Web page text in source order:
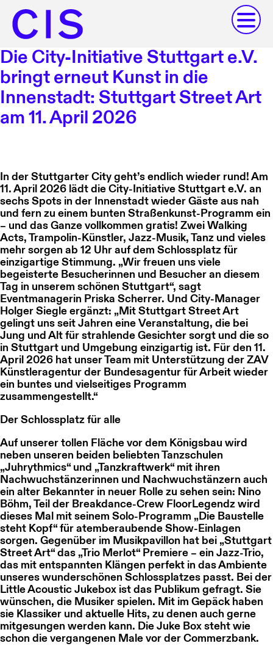
Die City-Initiative Stuttgart e.V.
bringt erneut Kunst in die
Innenstadt: Stuttgart Street Art
am 11. April 2026
In der Stuttgarter City geht’s endlich wieder rund! Am
11. April 2026 lädt die City-Initiative Stuttgart e.V. an
sechs Spots in der Innenstadt wieder Gäste aus nah
und fern zu einem bunten Straßenkunst-Programm ein
– und das Ganze vollkommen gratis! Zwei Walking
Acts, Trampolin-Künstler, Jazz-Musik, Tanz und vieles
mehr sorgen ab 12 Uhr auf dem Schlossplatz für
einzigartige Stimmung. „Wir freuen uns viele
begeisterte Besucherinnen und Besucher an diesem
Tag in unserem schönen Stuttgart“, sagt
Eventmanagerin Priska Scherrer. Und City-Manager
Holger Siegle ergänzt: „Mit Stuttgart Street Art
gelingt uns seit Jahren eine Veranstaltung, die bei
Jung und Alt für strahlende Gesichter sorgt und die so
in Stuttgart und Umgebung einzigartig ist. Für den 11.
April 2026 hat unser Team mit Unterstützung der ZAV
Künstleragentur der Bundesagentur für Arbeit wieder
ein buntes und vielseitiges Programm
zusammengestellt.“
Der Schlossplatz für alle
Auf unserer tollen Fläche vor dem Königsbau wird
neben unseren beiden beliebten Tanzschulen
„Juhrythmics“ und „Tanzkraftwerk“ mit ihren
Nachwuchstänzerinnen und Nachwuchstänzern auch
ein alter Bekannter in neuer Rolle zu sehen sein: Nino
Böhm, Teil der Breakdance-Crew FloorLegendz wird
dieses Mal mit seinem Solo-Programm „Die Baustelle
steht Kopf“ für atemberaubende Show-Einlagen
sorgen. Gegenüber im Musikpavillon hat bei „Stuttgart
Street Art“ das „Trio Merlot“ Premiere – ein Jazz-Trio,
das mit entspannten Klängen perfekt in das Ambiente
unseres wunderschönen Schlossplatzes passt. Bei der
Little Acoustic Jukebox ist das Publikum gefragt. Sie
wünschen, die Musiker spielen. Mit im Gepäck haben
sie Klassiker und aktuelle Hits, zu denen auch gerne
mitgesungen werden kann. Die Juke Box steht wie
schon die vergangenen Male vor der Commerzbank.